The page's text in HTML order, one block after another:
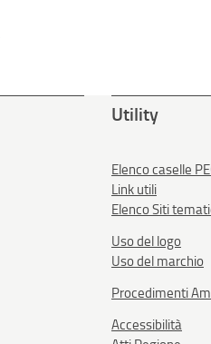
Utility
Elenco caselle
Link utili
Elenco Siti
Uso del logo
Uso del marchio
Procedimenti
Accessibilità